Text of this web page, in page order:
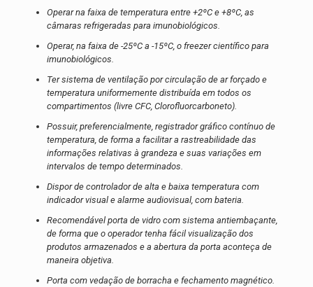
Operar na faixa de temperatura entre +2ºC e +8ºC, as
câmaras refrigeradas para imunobiológicos.
Operar, na faixa de -25ºC a -15ºC, o freezer científico para
imunobiológicos.
Ter sistema de ventilação por circulação de ar forçado e
temperatura uniformemente distribuída em todos os
compartimentos (livre CFC, Clorofluorcarboneto).
Possuir, preferencialmente, registrador gráfico contínuo de
temperatura, de forma a facilitar a rastreabilidade das
informações relativas à grandeza e suas variações em
intervalos de tempo determinados.
Dispor de controlador de alta e baixa temperatura com
indicador visual e alarme audiovisual, com bateria.
Recomendável porta de vidro com sistema antiembaçante,
de forma que o operador tenha fácil visualização dos
produtos armazenados e a abertura da porta aconteça de
maneira objetiva.
Porta com vedação de borracha e fechamento magnético.